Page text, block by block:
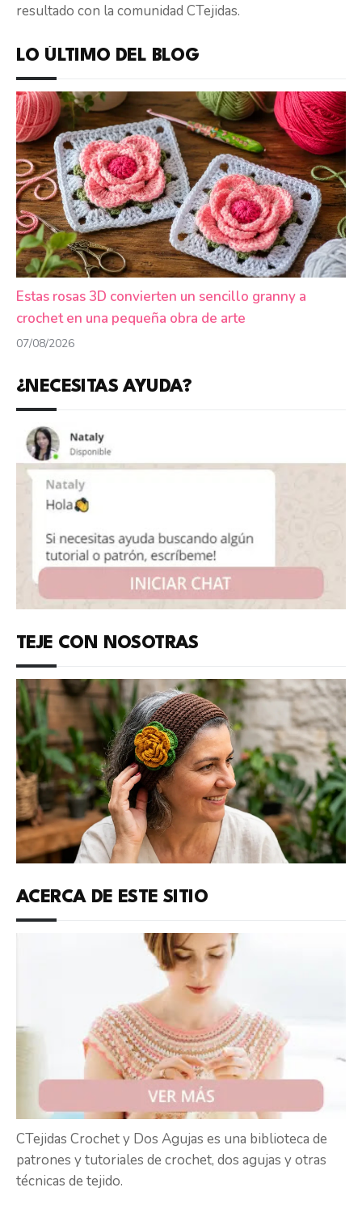
resultado con la comunidad CTejidas.
LO ÚLTIMO DEL BLOG
Estas rosas 3D convierten un sencillo granny a
crochet en una pequeña obra de arte
07/08/2026
¿NECESITAS AYUDA?
TEJE CON NOSOTRAS
ACERCA DE ESTE SITIO
CTejidas Crochet y Dos Agujas es una biblioteca de
patrones y tutoriales de crochet, dos agujas y otras
técnicas de tejido.